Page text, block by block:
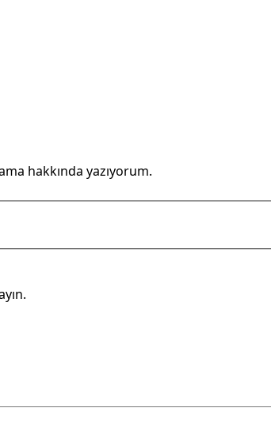
hakkında yazıyorum.